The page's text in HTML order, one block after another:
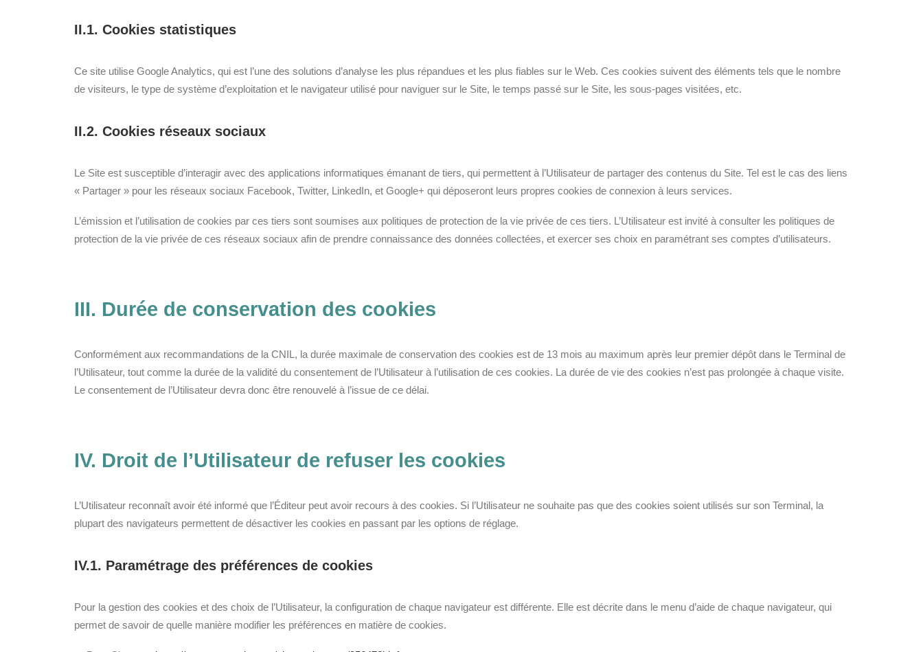
II.1. Cookies statistiques
Ce site utilise Google Analytics, qui est l’une des solutions d’analyse les plus répandues et les plus fiables sur le Web. Ces cookies suivent des éléments tels que le nombre
de visiteurs, le type de système d’exploitation et le navigateur utilisé pour naviguer sur le Site, le temps passé sur le Site, les sous-pages visitées, etc.
II.2. Cookies réseaux sociaux
Le Site est susceptible d’interagir avec des applications informatiques émanant de tiers, qui permettent à l’Utilisateur de partager des contenus du Site. Tel est le cas des liens
« Partager » pour les réseaux sociaux Facebook, Twitter, LinkedIn, et Google+ qui déposeront leurs propres cookies de connexion à leurs services.
L’émission et l’utilisation de cookies par ces tiers sont soumises aux politiques de protection de la vie privée de ces tiers. L’Utilisateur est invité à consulter les politiques de
protection de la vie privée de ces réseaux sociaux afin de prendre connaissance des données collectées, et exercer ses choix en paramétrant ses comptes d’utilisateurs.
III. Durée de conservation des cookies
Conformément aux recommandations de la CNIL, la durée maximale de conservation des cookies est de 13 mois au maximum après leur premier dépôt dans le Terminal de
l’Utilisateur, tout comme la durée de la validité du consentement de l’Utilisateur à l’utilisation de ces cookies. La durée de vie des cookies n’est pas prolongée à chaque visite.
Le consentement de l’Utilisateur devra donc être renouvelé à l’issue de ce délai.
IV. Droit de l’Utilisateur de refuser les cookies
L’Utilisateur reconnaît avoir été informé que l’Éditeur peut avoir recours à des cookies. Si l’Utilisateur ne souhaite pas que des cookies soient utilisés sur son Terminal, la
plupart des navigateurs permettent de désactiver les cookies en passant par les options de réglage.
IV.1. Paramétrage des préférences de cookies
Pour la gestion des cookies et des choix de l’Utilisateur, la configuration de chaque navigateur est différente. Elle est décrite dans le menu d’aide de chaque navigateur, qui
permet de savoir de quelle manière modifier les préférences en matière de cookies.